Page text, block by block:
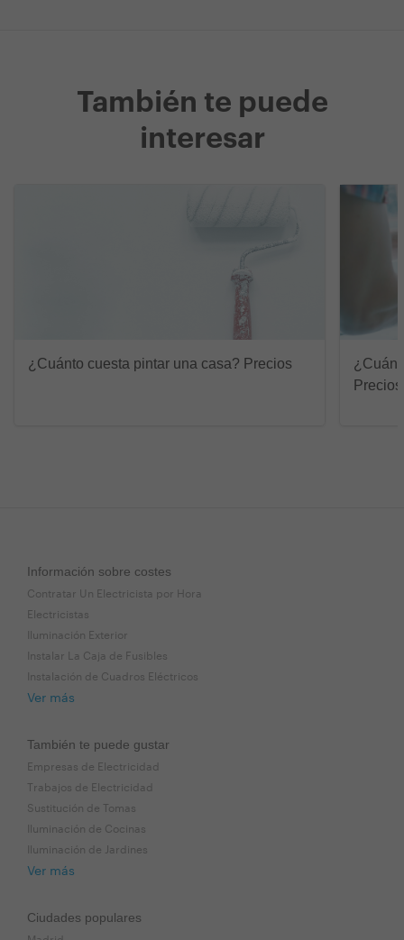
También te puede
interesar
¿Cuánto cuesta pintar una casa? Precios
Información sobre costes
Contratar Un Electricista por Hora
Electricistas
Iluminación Exterior
Instalar La Caja de Fusibles
Instalación de Cuadros Eléctricos
Ver más
También te puede gustar
Empresas de Electricidad
Trabajos de Electricidad
Sustitución de Tomas
Iluminación de Cocinas
Iluminación de Jardines
Ver más
Ciudades populares